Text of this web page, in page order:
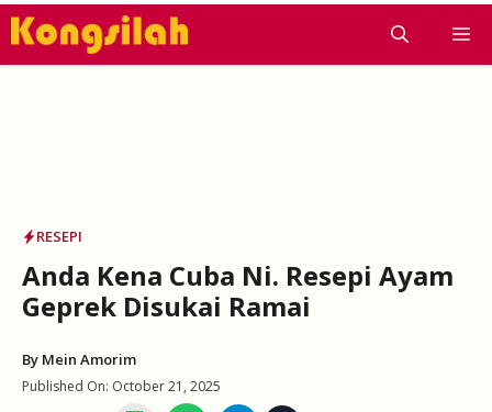
Skip
RESEPI
Anda Kena Cuba Ni. Resepi Ayam
Geprek Disukai Ramai
By Mein Amorim
Published On: October 21, 2025